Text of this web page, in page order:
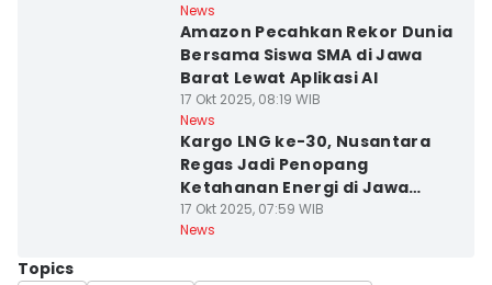
News
Amazon Pecahkan Rekor Dunia
Bersama Siswa SMA di Jawa
Barat Lewat Aplikasi AI
17 Okt 2025, 08:19 WIB
News
Kargo LNG ke-30, Nusantara
Regas Jadi Penopang
Ketahanan Energi di Jawa
Barat
17 Okt 2025, 07:59 WIB
News
Topics